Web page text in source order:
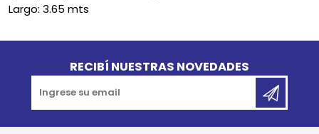
Largo: 3.65 mts
RECIBÍ NUESTRAS NOVEDADES